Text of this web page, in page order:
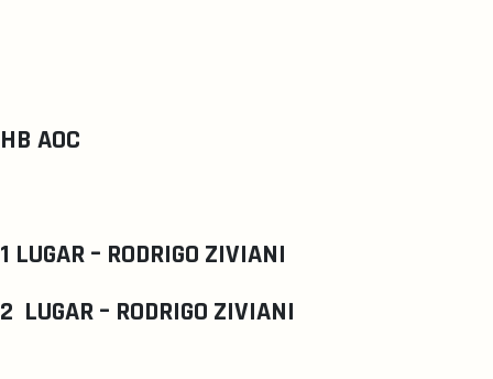
HB AOC
1 LUGAR – RODRIGO ZIVIANI
2 LUGAR – RODRIGO ZIVIANI